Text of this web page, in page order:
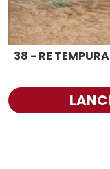
38 - RE TEMPURA